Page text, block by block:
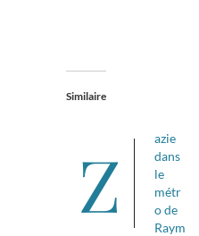
Similaire
Z
azie
dans
le
métr
o de
Raym